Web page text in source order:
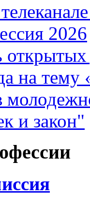
2026
на тему
и закон"